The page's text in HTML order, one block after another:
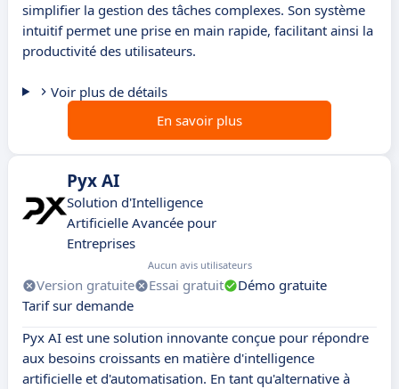
simplifier la gestion des tâches complexes. Son système
intuitif permet une prise en main rapide, facilitant ainsi la
productivité des utilisateurs.
Voir plus de détails
En savoir plus
Pyx AI
Solution d'Intelligence
Artificielle Avancée pour
Entreprises
Aucun avis utilisateurs
Version gratuite Essai gratuit
Démo gratuite
Tarif sur demande
Pyx AI est une solution innovante conçue pour répondre
aux besoins croissants en matière d'intelligence
artificielle et d'automatisation. En tant qu'alternative à